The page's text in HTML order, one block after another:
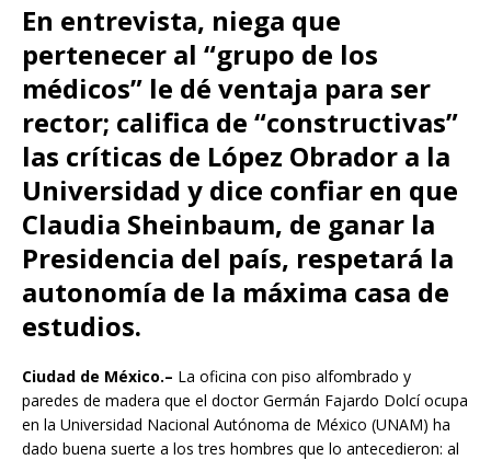
En entrevista, niega que
pertenecer al “grupo de los
médicos” le dé ventaja para ser
rector; califica de “constructivas”
las críticas de López Obrador a la
Universidad y dice confiar en que
Claudia Sheinbaum, de ganar la
Presidencia del país, respetará la
autonomía de la máxima casa de
estudios.
Ciudad de México.– La oficina con piso alfombrado y
paredes de madera que el doctor Germán Fajardo Dolcí ocupa
en la Universidad Nacional Autónoma de México (UNAM) ha
dado buena suerte a los tres hombres que lo antecedieron: al